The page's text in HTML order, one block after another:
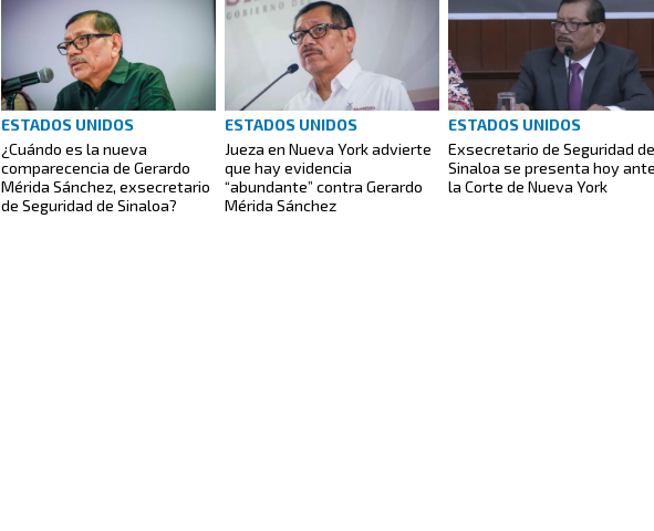
ESTADOS UNIDOS
¿Cuándo es la nueva
comparecencia de Gerardo
Mérida Sánchez, exsecretario
de Seguridad de Sinaloa?
ESTADOS UNIDOS
Jueza en Nueva York advierte
que hay evidencia
“abundante” contra Gerardo
Mérida Sánchez
ESTADOS UNIDOS
Exsecretario de Seguridad de
Sinaloa se presenta hoy ante
la Corte de Nueva York